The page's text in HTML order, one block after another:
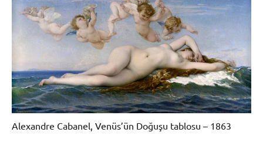
Alexandre Cabanel, Venüs’ün Doğuşu tablosu – 1863